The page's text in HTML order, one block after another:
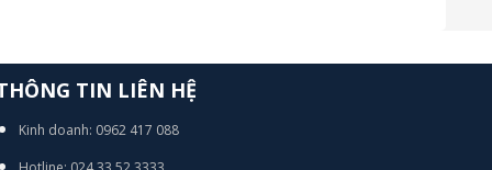
TIN LIÊN HỆ
Kinh doanh: 0962 417 088